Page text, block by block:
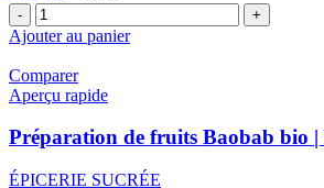
-
quantité
de
de
Baobab
bio
|
KEYAA
180g
+
Ajouter au panier
Comparer
Aperçu rapide
Préparation de fruits Baobab bio
ÉPICERIE SUCRÉE